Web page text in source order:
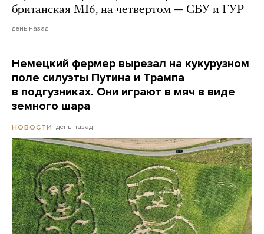
британская MI6, на четвертом — СБУ и ГУР
день назад
Немецкий фермер вырезал на кукурузном
поле силуэты Путина и Трампа
в подгузниках. Они играют в мяч в виде
земного шара
НОВОСТИ день назад